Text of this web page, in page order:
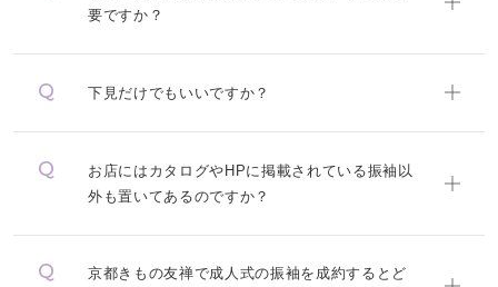
要ですか？
下見だけでもいいですか？
お店にはカタログやHPに掲載されている振袖以
外も置いてあるのですか？
京都きもの友禅で成人式の振袖を成約するとど